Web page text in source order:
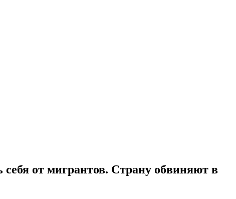
от мигрантов. Страну обвиняют в